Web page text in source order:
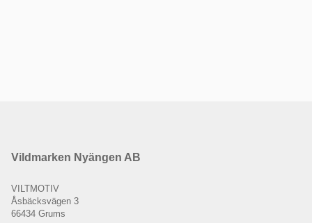
Vildmarken Nyängen AB
VILTMOTIV
Åsbäcksvägen 3
66434 Grums